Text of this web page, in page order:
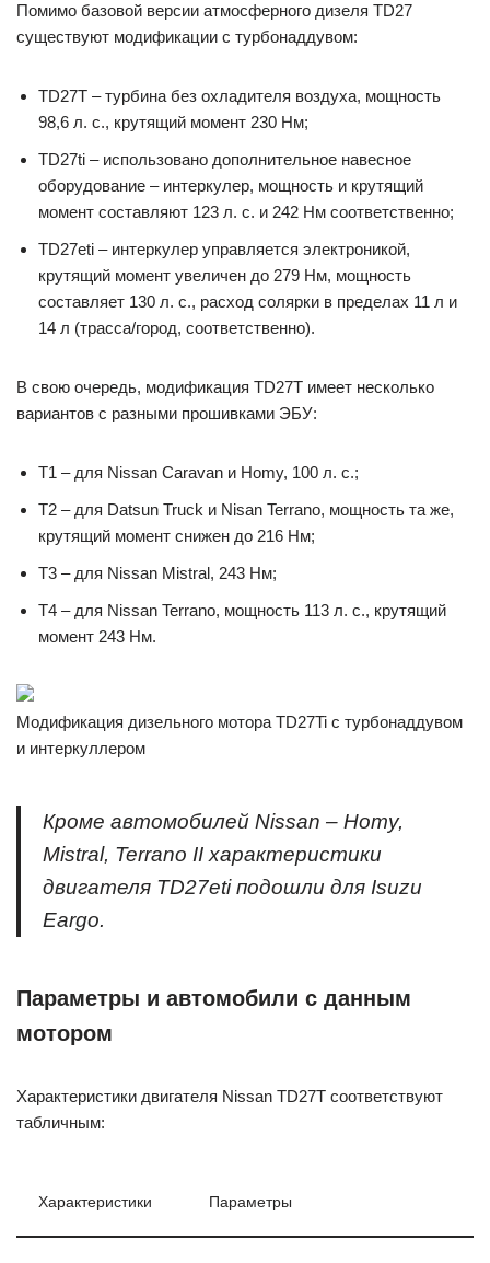
Помимо базовой версии атмосферного дизеля TD27
существуют модификации с турбонаддувом:
TD27T – турбина без охладителя воздуха, мощность
98,6 л. с., крутящий момент 230 Нм;
TD27ti – использовано дополнительное навесное
оборудование – интеркулер, мощность и крутящий
момент составляют 123 л. с. и 242 Нм соответственно;
TD27eti – интеркулер управляется электроникой,
крутящий момент увеличен до 279 Нм, мощность
составляет 130 л. с., расход солярки в пределах 11 л и
14 л (трасса/город, соответственно).
В свою очередь, модификация TD27T имеет несколько
вариантов с разными прошивками ЭБУ:
Т1 – для Nissan Caravan и Homy, 100 л. с.;
Т2 – для Datsun Truck и Nisan Terrano, мощность та же,
крутящий момент снижен до 216 Нм;
Т3 – для Nissan Mistral, 243 Нм;
Т4 – для Nissan Terrano, мощность 113 л. с., крутящий
момент 243 Нм.
Модификация дизельного мотора TD27Ti с турбонаддувом
и интеркуллером
Кроме автомобилей Nissan – Homy,
Mistral, Terrano II характеристики
двигателя TD27eti подошли для Isuzu
Eargo.
Параметры и автомобили с данным
мотором
Характеристики двигателя Nissan TD27T соответствуют
табличным:
Характеристики Параметры